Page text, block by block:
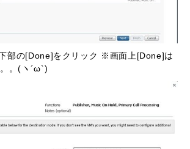
部の[Done]をクリック ※画面上[Done]は
。。(ヽ´ω`)